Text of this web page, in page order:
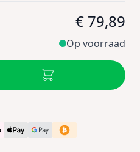
€ 79,89
Op voorraad